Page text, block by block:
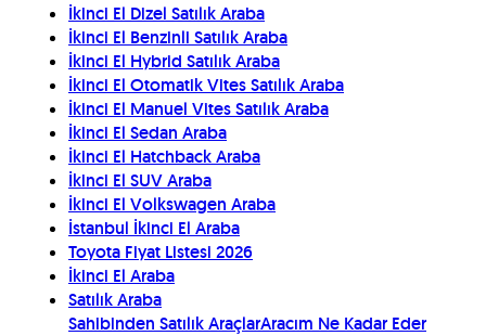
İkinci El Dizel Satılık Araba
İkinci El Benzinli Satılık Araba
İkinci El Hybrid Satılık Araba
İkinci El Otomatik Vites Satılık Araba
İkinci El Manuel Vites Satılık Araba
İkinci El Sedan Araba
İkinci El Hatchback Araba
İkinci El SUV Araba
İkinci El Volkswagen Araba
İstanbul İkinci El Araba
Toyota Fiyat Listesi 2026
İkinci El Araba
Satılık Araba
Sahibinden Satılık AraçlarAracım Ne Kadar Eder